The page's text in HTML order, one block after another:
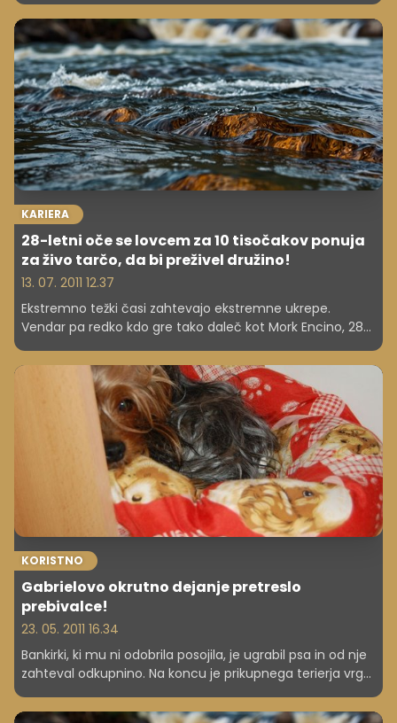
KARIERA
28-letni oče se lovcem za 10 tisočakov ponuja
za živo tarčo, da bi preživel družino!
13. 07. 2011 12.37
Ekstremno težki časi zahtevajo ekstremne ukrepe.
Vendar pa redko kdo gre tako daleč kot Mork Encino, 28-
letni Američan iz zvezne države Utah.
KORISTNO
Gabrielovo okrutno dejanje pretreslo
prebivalce!
23. 05. 2011 16.34
Bankirki, ki mu ni odobrila posojila, je ugrabil psa in od nje
zahteval odkupnino. Na koncu je prikupnega terierja vrgel
v zmrznjeni ribnik.